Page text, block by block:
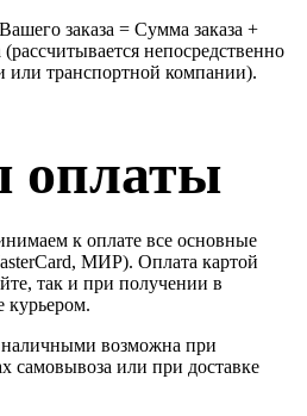
заказа = Сумма заказа +
(рассчитывается непосредственно
или транспортной компании).
оплаты
к оплате все основные
МИР). Оплата картой
так и при получении в
курьером.
наличными возможна при
самовывоза или при доставке